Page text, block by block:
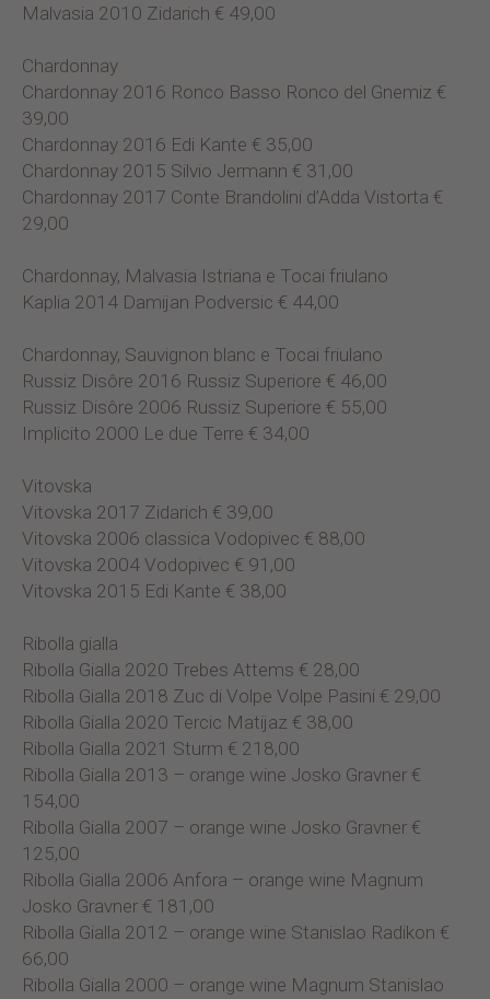
Malvasia 2010 Zidarich € 49,00
Chardonnay
Chardonnay 2016 Ronco Basso Ronco del Gnemiz €
39,00
Chardonnay 2016 Edi Kante € 35,00
Chardonnay 2015 Silvio Jermann € 31,00
Chardonnay 2017 Conte Brandolini d’Adda Vistorta €
29,00
Chardonnay, Malvasia Istriana e Tocai friulano
Kaplia 2014 Damijan Podversic € 44,00
Chardonnay, Sauvignon blanc e Tocai friulano
Russiz Disôre 2016 Russiz Superiore € 46,00
Russiz Disôre 2006 Russiz Superiore € 55,00
Implicito 2000 Le due Terre € 34,00
Vitovska
Vitovska 2017 Zidarich € 39,00
Vitovska 2006 classica Vodopivec € 88,00
Vitovska 2004 Vodopivec € 91,00
Vitovska 2015 Edi Kante € 38,00
Ribolla gialla
Ribolla Gialla 2020 Trebes Attems € 28,00
Ribolla Gialla 2018 Zuc di Volpe Volpe Pasini € 29,00
Ribolla Gialla 2020 Tercic Matijaz € 38,00
Ribolla Gialla 2021 Sturm € 218,00
Ribolla Gialla 2013 – orange wine Josko Gravner €
154,00
Ribolla Gialla 2007 – orange wine Josko Gravner €
125,00
Ribolla Gialla 2006 Anfora – orange wine Magnum
Josko Gravner € 181,00
Ribolla Gialla 2012 – orange wine Stanislao Radikon €
66,00
Ribolla Gialla 2000 – orange wine Magnum Stanislao